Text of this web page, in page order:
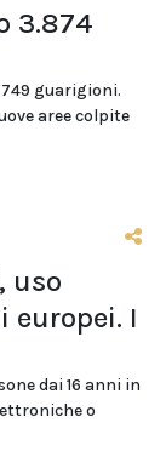
3.874
749 guarigioni.
aree colpite
uso
europei. I
dai 16 anni in
o